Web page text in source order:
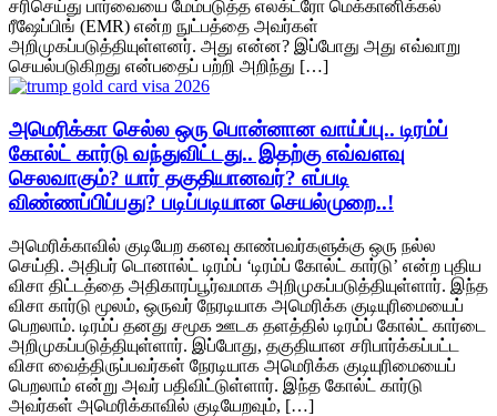
சரிசெய்து பார்வையை மேம்படுத்த எலக்ட்ரோ மெக்கானிக்கல்
ரீஷேப்பிங் (EMR) என்ற நுட்பத்தை அவர்கள்
அறிமுகப்படுத்தியுள்ளனர். அது என்ன? இப்போது அது எவ்வாறு
செயல்படுகிறது என்பதைப் பற்றி அறிந்து […]
அமெரிக்கா செல்ல ஒரு பொன்னான வாய்ப்பு.. டிரம்ப்
கோல்ட் கார்டு வந்துவிட்டது.. இதற்கு எவ்வளவு
செலவாகும்? யார் தகுதியானவர்? எப்படி
விண்ணப்பிப்பது? படிப்படியான செயல்முறை..!
அமெரிக்காவில் குடியேற கனவு காண்பவர்களுக்கு ஒரு நல்ல
செய்தி. அதிபர் டொனால்ட் டிரம்ப் ‘டிரம்ப் கோல்ட் கார்டு’ என்ற புதிய
விசா திட்டத்தை அதிகாரப்பூர்வமாக அறிமுகப்படுத்தியுள்ளார். இந்த
விசா கார்டு மூலம், ஒருவர் நேரடியாக அமெரிக்க குடியுரிமையைப்
பெறலாம். டிரம்ப் தனது சமூக ஊடக தளத்தில் டிரம்ப் கோல்ட் கார்டை
அறிமுகப்படுத்தியுள்ளார். இப்போது, தகுதியான சரிபார்க்கப்பட்ட
விசா வைத்திருப்பவர்கள் நேரடியாக அமெரிக்க குடியுரிமையைப்
பெறலாம் என்று அவர் பதிவிட்டுள்ளார். இந்த கோல்ட் கார்டு
அவர்கள் அமெரிக்காவில் குடியேறவும், […]